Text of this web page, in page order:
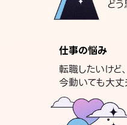
どう
仕事の悩み
転職したいけど、
今動いても大丈